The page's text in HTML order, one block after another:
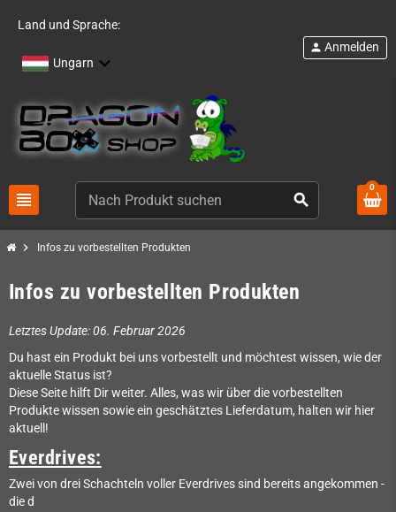
Land und Sprache:
Ungarn
view_headline search
person Anmelden
0
chevron_right Infos zu vorbestellten Produkten
Infos zu vorbestellten Produkten
Letztes Update: 06. Februar 2026
Du hast ein Produkt bei uns vorbestellt und möchtest wissen, wie der
aktuelle Status ist?
Diese Seite hilft Dir weiter. Alles, was wir über die vorbestellten
Produkte wissen sowie ein geschätztes Lieferdatum, halten wir hier
aktuell!
Everdrives:
Zwei von drei Schachteln voller Everdrives sind bereits angekommen -
die d